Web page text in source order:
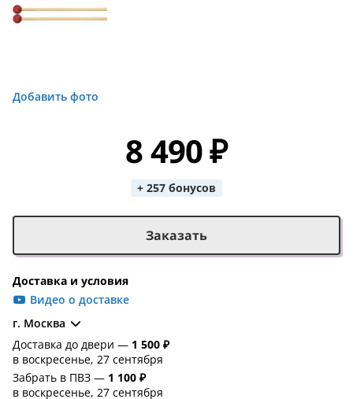
Добавить фото
8 490 ₽
+ 257 бонусов
Заказать
Доставка и условия
Видео о доставке
г. Москва
Доставка до двери — 1 500 ₽
в воскресенье, 27 сентября
Забрать в ПВЗ — 1 100 ₽
в воскресенье, 27 сентября